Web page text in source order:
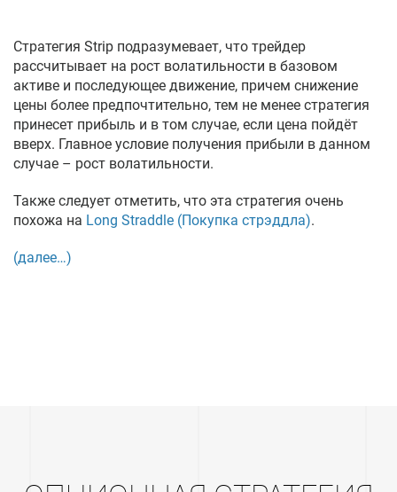
Стратегия Strip подразумевает, что трейдер
рассчитывает на рост волатильности в базовом
активе и последующее движение, причем снижение
цены более предпочтительно, тем не менее стратегия
принесет прибыль и в том случае, если цена пойдёт
вверх. Главное условие получения прибыли в данном
случае – рост волатильности.
Также следует отметить, что эта стратегия очень
похожа на Long Straddle (Покупка стрэддла).
(далее…)